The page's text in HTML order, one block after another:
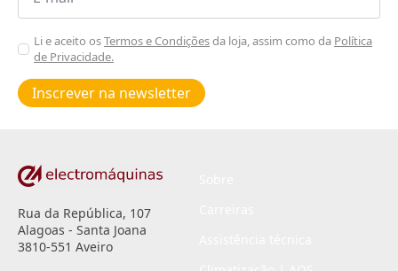
Aceitar
Poiticas
de
privacidade
Li e aceito osTermos e Condiçõesda loja, assim como da Política
de Privacidade.
Inscrever na newsletter
Rua da República, 107
Alagoas - Santa Joana
3810-551 Aveiro